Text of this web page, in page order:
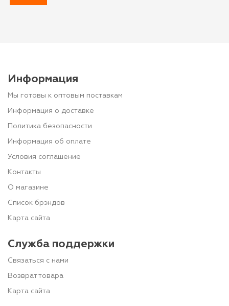
Информация
Мы готовы к оптовым поставкам
Информация о доставке
Политика безопасности
Информация об оплате
Условия соглашение
Контакты
О магазине
Список брэндов
Карта сайта
Служба поддержки
Связаться с нами
Возврат товара
Карта сайта